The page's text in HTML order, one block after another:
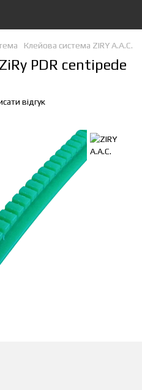
Клейова система ZIRY A.A.C.
PDR centipede
відгук